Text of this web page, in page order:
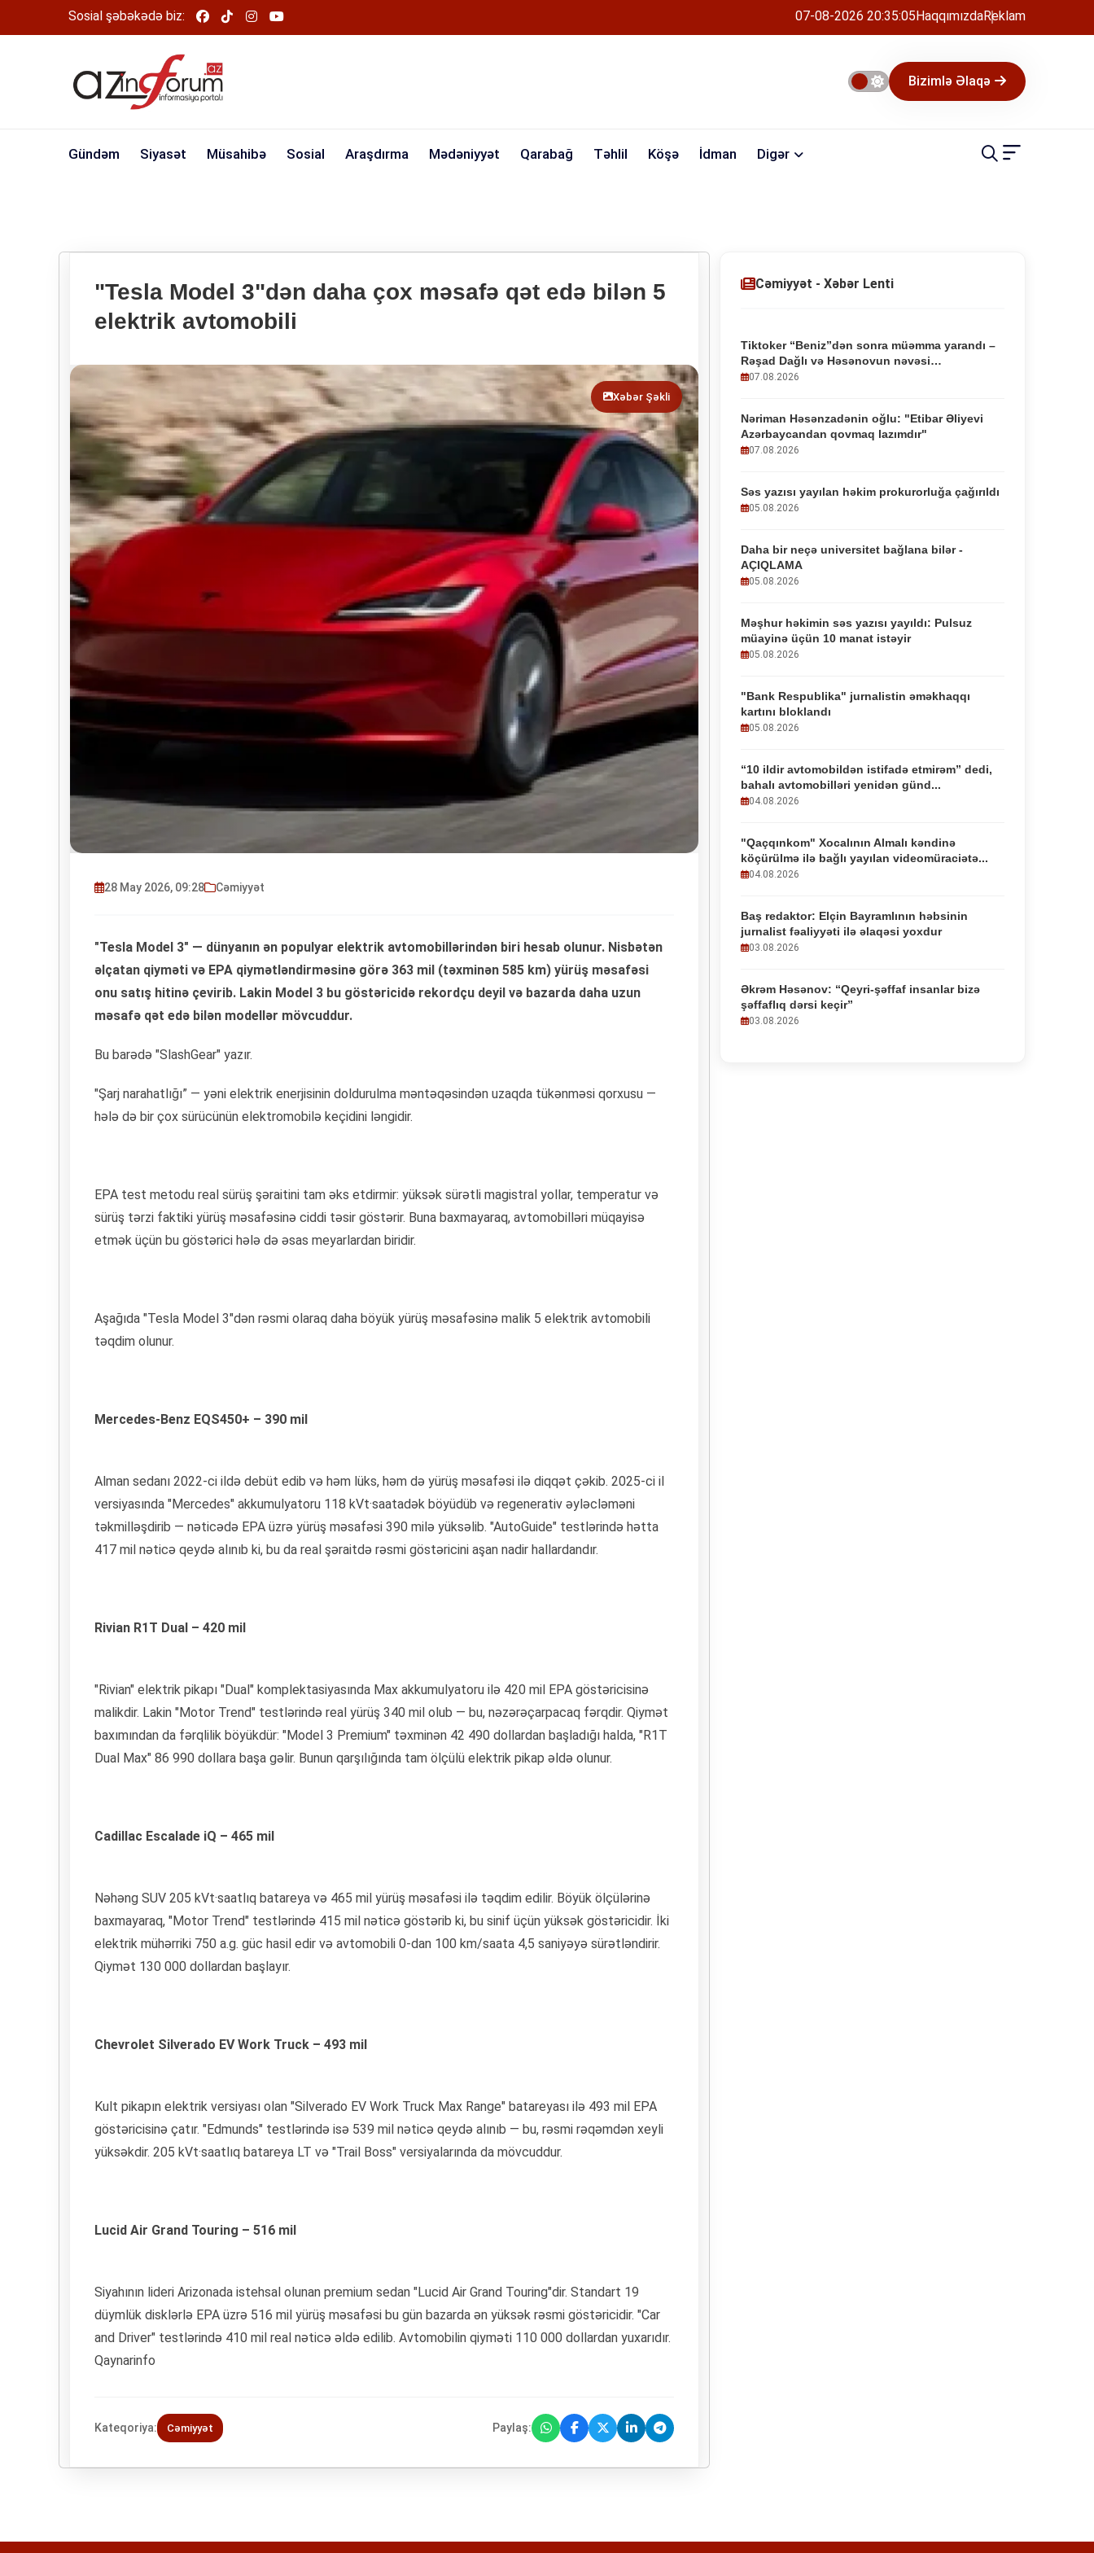
Sosial şəbəkədə biz: 07-08-2026 20:35:06HaqqımızdaReklam
Bizimlə Əlaqə
Gündəm Siyasət Müsahibə Sosial Araşdırma Mədəniyyət Qarabağ Təhlil Köşə İdman Digər
"Tesla Model 3"dən daha çox məsafə qət edə bilən 5
elektrik avtomobili
Xəbər Şəkli
28 May 2026, 09:28 Cəmiyyət
"Tesla Model 3" — dünyanın ən populyar elektrik avtomobillərindən biri hesab olunur. Nisbətən
əlçatan qiyməti və EPA qiymətləndirməsinə görə 363 mil (təxminən 585 km) yürüş məsafəsi
onu satış hitinə çevirib. Lakin Model 3 bu göstəricidə rekordçu deyil və bazarda daha uzun
məsafə qət edə bilən modellər mövcuddur.
Bu barədə "SlashGear" yazır.
"Şarj narahatlığı” — yəni elektrik enerjisinin doldurulma məntəqəsindən uzaqda tükənməsi qorxusu —
hələ də bir çox sürücünün elektromobilə keçidini ləngidir.
EPA test metodu real sürüş şəraitini tam əks etdirmir: yüksək sürətli magistral yollar, temperatur və
sürüş tərzi faktiki yürüş məsafəsinə ciddi təsir göstərir. Buna baxmayaraq, avtomobilləri müqayisə
etmək üçün bu göstərici hələ də əsas meyarlardan biridir.
Aşağıda "Tesla Model 3"dən rəsmi olaraq daha böyük yürüş məsafəsinə malik 5 elektrik avtomobili
təqdim olunur.
Mercedes-Benz EQS450+ – 390 mil
Alman sedanı 2022-ci ildə debüt edib və həm lüks, həm də yürüş məsafəsi ilə diqqət çəkib. 2025-ci il
versiyasında "Mercedes" akkumulyatoru 118 kVt·saatadək böyüdüb və regenerativ əyləcləməni
təkmilləşdirib — nəticədə EPA üzrə yürüş məsafəsi 390 milə yüksəlib. "AutoGuide" testlərində hətta
417 mil nəticə qeydə alınıb ki, bu da real şəraitdə rəsmi göstəricini aşan nadir hallardandır.
Rivian R1T Dual – 420 mil
"Rivian" elektrik pikapı "Dual" komplektasiyasında Max akkumulyatoru ilə 420 mil EPA göstəricisinə
malikdir. Lakin "Motor Trend" testlərində real yürüş 340 mil olub — bu, nəzərəçarpacaq fərqdir. Qiymət
baxımından da fərqlilik böyükdür: "Model 3 Premium" təxminən 42 490 dollardan başladığı halda, "R1T
Dual Max" 86 990 dollara başa gəlir. Bunun qarşılığında tam ölçülü elektrik pikap əldə olunur.
Cadillac Escalade iQ – 465 mil
Nəhəng SUV 205 kVt·saatlıq batareya və 465 mil yürüş məsafəsi ilə təqdim edilir. Böyük ölçülərinə
baxmayaraq, "Motor Trend" testlərində 415 mil nəticə göstərib ki, bu sinif üçün yüksək göstəricidir. İki
elektrik mühərriki 750 a.g. güc hasil edir və avtomobili 0-dan 100 km/saata 4,5 saniyəyə sürətləndirir.
Qiymət 130 000 dollardan başlayır.
Chevrolet Silverado EV Work Truck – 493 mil
Kult pikapın elektrik versiyası olan "Silverado EV Work Truck Max Range" batareyası ilə 493 mil EPA
göstəricisinə çatır. "Edmunds" testlərində isə 539 mil nəticə qeydə alınıb — bu, rəsmi rəqəmdən xeyli
yüksəkdir. 205 kVt·saatlıq batareya LT və "Trail Boss" versiyalarında da mövcuddur.
Lucid Air Grand Touring – 516 mil
Siyahının lideri Arizonada istehsal olunan premium sedan "Lucid Air Grand Touring"dir. Standart 19
düymlük disklərlə EPA üzrə 516 mil yürüş məsafəsi bu gün bazarda ən yüksək rəsmi göstəricidir. "Car
and Driver" testlərində 410 mil real nəticə əldə edilib. Avtomobilin qiyməti 110 000 dollardan yuxarıdır.
Qaynarinfo
Kateqoriya: Cəmiyyət Paylaş:
Cəmiyyət - Xəbər Lenti
Tiktoker “Beniz”dən sonra müəmma yarandı –
Rəşad Dağlı və Həsənovun nəvəsi…
07.08.2026
Nəriman Həsənzadənin oğlu: "Etibar Əliyevi
Azərbaycandan qovmaq lazımdır"
07.08.2026
Səs yazısı yayılan həkim prokurorluğa çağırıldı
05.08.2026
Daha bir neçə universitet bağlana bilər -
AÇIQLAMA
05.08.2026
Məşhur həkimin səs yazısı yayıldı: Pulsuz
müayinə üçün 10 manat istəyir
05.08.2026
"Bank Respublika" jurnalistin əməkhaqqı
kartını bloklandı
05.08.2026
“10 ildir avtomobildən istifadə etmirəm” dedi,
bahalı avtomobilləri yenidən günd...
04.08.2026
"Qaçqınkom" Xocalının Almalı kəndinə
köçürülmə ilə bağlı yayılan videomüraciətə...
04.08.2026
Baş redaktor: Elçin Bayramlının həbsinin
jurnalist fəaliyyəti ilə əlaqəsi yoxdur
03.08.2026
Əkrəm Həsənov: “Qeyri-şəffaf insanlar bizə
şəffaflıq dərsi keçir”
03.08.2026